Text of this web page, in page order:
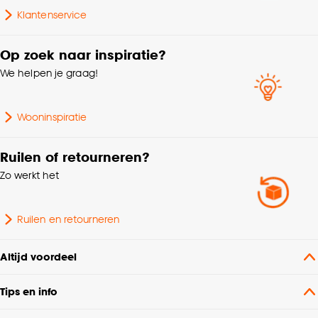
monteren op dat de ketting minimaal 150cm boven de
grond moet hangen voor optimale kind veiligheid.
Mate verduisterend
Collectie
Klantenservice
Op zoek naar inspiratie?
We helpen je graag!
Wooninspiratie
Ruilen of retourneren?
Zo werkt het
Ruilen en retourneren
Altijd voordeel
Tips en info